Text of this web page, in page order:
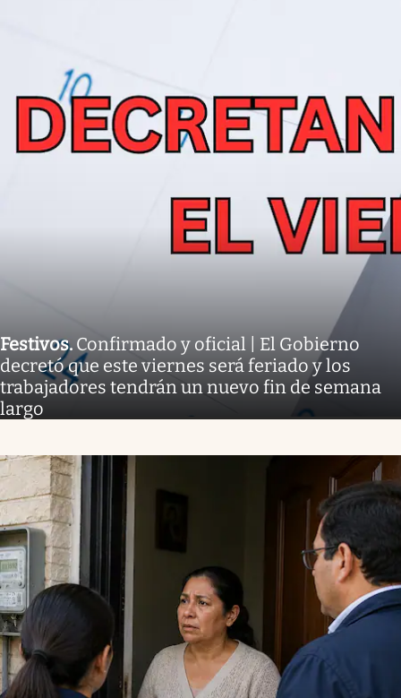
Festivos. Confirmado y oficial | El Gobierno
decretó que este viernes será feriado y los
trabajadores tendrán un nuevo fin de semana
largo